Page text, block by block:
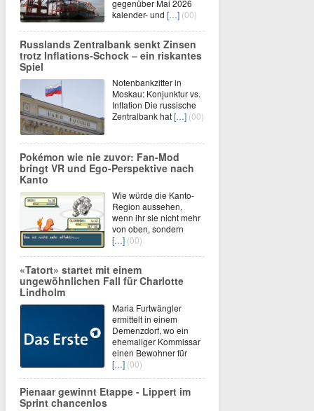
gegenüber Mai 2026
kalender- und […] (00)
Russlands Zentralbank senkt Zinsen
trotz Inflations-Schock – ein riskantes
Spiel
Notenbankzitter in
Moskau: Konjunktur vs.
Inflation Die russische
Zentralbank hat[…] (00)
Pokémon wie nie zuvor: Fan-Mod
bringt VR und Ego-Perspektive nach
Kanto
Wie würde die Kanto-
Region aussehen,
wenn ihr sie nicht mehr
von oben, sondern
[…] (00)
«Tatort» startet mit einem
ungewöhnlichen Fall für Charlotte
Lindholm
Maria Furtwängler
ermittelt in einem
Demenzdorf, wo ein
ehemaliger Kommissar
einen Bewohner für
[…] (00)
Pienaar gewinnt Etappe - Lippert im
Sprint chancenlos